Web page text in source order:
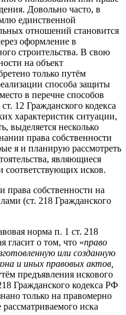
Довольно часто, в
единственной
отношений становится
оформление в
строительства. В свою
на объект
только путём
способа защиты
в перечне способов
12 Гражданского кодекса
характеристик ситуации,
выделяется несколько
права собственности
я и планирую рассмотреть
являющиеся
исков.
права собственности на
(ст. 218 Гражданского
норма п. 1 ст. 218
гласит о том, что «право
или созданную
и иных правовых актов,
предъявления искового
Гражданского кодекса РФ
только на правомерно
иска